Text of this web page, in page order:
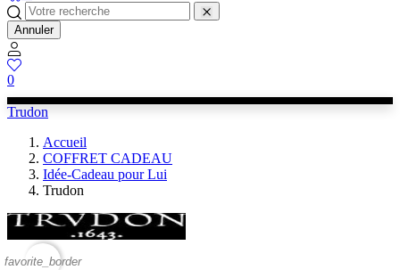
Annuler
0
Trudon
Accueil
COFFRET CADEAU
Idée-Cadeau pour Lui
Trudon
favorite_border